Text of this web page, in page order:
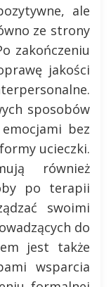
ale
ze strony
zakończeniu
jakości
sposobów
bez
ucieczki.
również
po terapii
swoimi
do
jest także
wsparcia